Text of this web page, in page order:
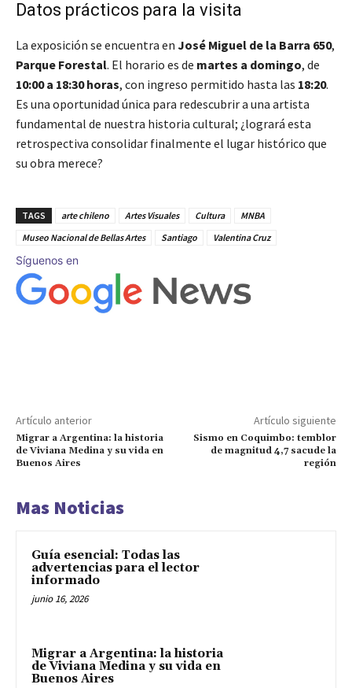
Datos prácticos para la visita
La exposición se encuentra en José Miguel de la Barra 650,
Parque Forestal. El horario es de martes a domingo, de
10:00 a 18:30 horas, con ingreso permitido hasta las 18:20.
Es una oportunidad única para redescubrir a una artista
fundamental de nuestra historia cultural; ¿logrará esta
retrospectiva consolidar finalmente el lugar histórico que
su obra merece?
TAGS arte chileno Artes Visuales Cultura
MNBA
Museo Nacional de Bellas Artes
Santiago Valentina Cruz
Síguenos en
Artículo anterior
Migrar a Argentina: la historia
de Viviana Medina y su vida en
Buenos Aires
Artículo siguiente
Sismo en Coquimbo: temblor
de magnitud 4,7 sacude la
región
Mas Noticias
Guía esencial: Todas las
advertencias para el lector
informado
junio 16, 2026
Migrar a Argentina: la historia
de Viviana Medina y su vida en
Buenos Aires